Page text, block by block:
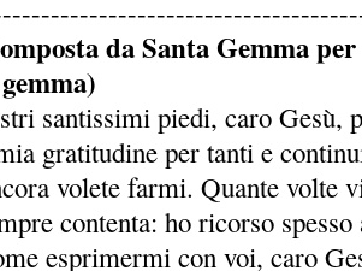
da Santa Gemma
santissimi piedi, caro Gesù,
gratitudine per tanti e
volete farmi. Quante volte
contenta: ho ricorso
esprimermi con voi, caro